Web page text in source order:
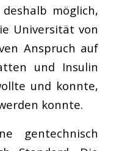
möglich,
Universität von
Anspruch auf
und Insulin
und konnte,
konnte.
gentechnisch